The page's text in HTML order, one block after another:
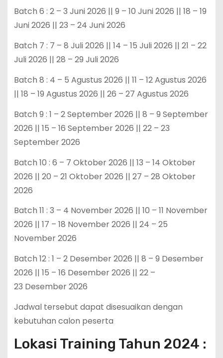
Batch 6 : 2 – 3 Juni 2026 || 9 – 10 Juni 2026 || 18 – 19
Juni 2026 || 23 – 24 Juni 2026
Batch 7 : 7 – 8 Juli 2026 || 14 – 15 Juli 2026 || 21 – 22
Juli 2026 || 28 – 29 Juli 2026
Batch 8 : 4 – 5 Agustus 2026 || 11 – 12 Agustus 2026
|| 18 – 19 Agustus 2026 || 26 – 27 Agustus 2026
Batch 9 : 1 – 2 September 2026 || 8 – 9 September
2026 || 15 – 16 September 2026 || 22 – 23
September 2026
Batch 10 : 6 – 7 Oktober 2026 || 13 – 14 Oktober
2026 || 20 – 21 Oktober 2026 || 27 – 28 Oktober
2026
Batch 11 : 3 – 4 November 2026 || 10 – 11 November
2026 || 17 – 18 November 2026 || 24 – 25
November 2026
Batch 12 : 1 – 2 Desember 2026 || 8 – 9 Desember
2026 || 15 – 16 Desember 2026 || 22 –
23 Desember 2026
Jadwal tersebut dapat disesuaikan dengan
kebutuhan calon peserta
Lokasi Training Tahun 2024 :